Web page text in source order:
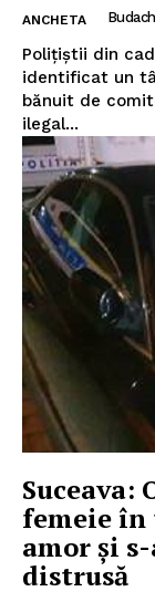
ANCHETA
Poliţiştii din
identificat un
bănuit de
ilegal...
Suceava:
femeie
amor și
distrusă